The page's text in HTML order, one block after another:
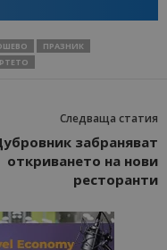
ПРАЗНИК
Следваща статия
забраняват
откриването на нови
ресторанти